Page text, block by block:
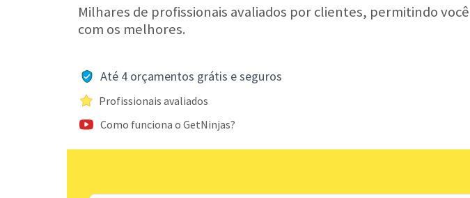
Milhares de profissionais avaliados por clientes, permitindo
com os melhores.
Até 4 orçamentos grátis e seguros
Profissionais avaliados
Como funciona o GetNinjas?